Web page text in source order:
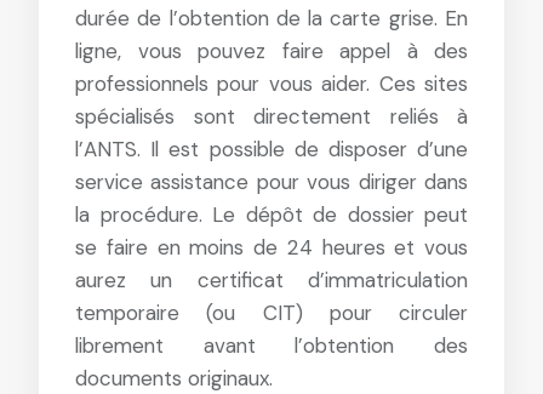
durée de l’obtention de la carte grise. En
ligne, vous pouvez faire appel à des
professionnels pour vous aider. Ces sites
spécialisés sont directement reliés à
l’ANTS. Il est possible de disposer d’une
service assistance pour vous diriger dans
la procédure. Le dépôt de dossier peut
se faire en moins de 24 heures et vous
aurez un certificat d’immatriculation
temporaire (ou CIT) pour circuler
librement avant l’obtention des
documents originaux.